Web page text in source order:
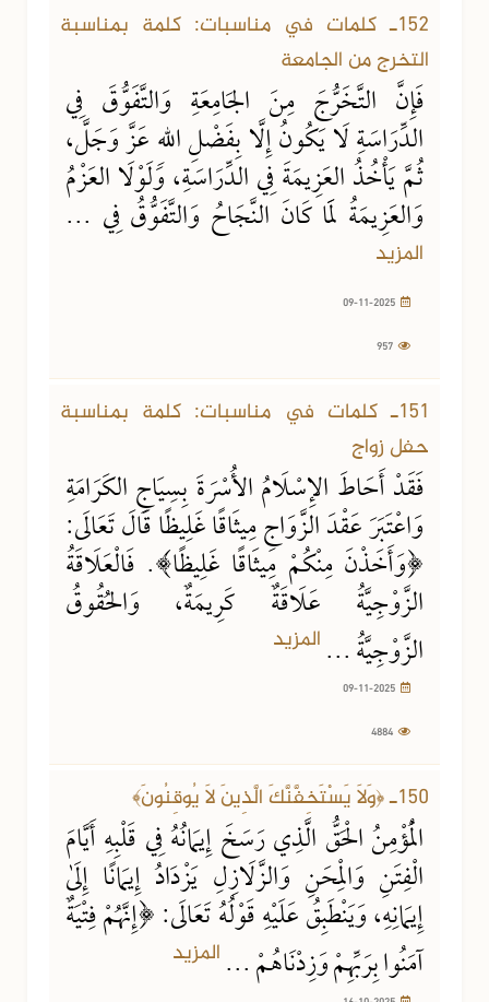
152ـ كلمات في مناسبات: كلمة بمناسبة
التخرج من الجامعة
فَإِنَّ التَّخَرُّجَ مِنَ الجَامِعَةِ وَالتَّفَوُّقَ فِي
الدِّرَاسَةِ لَا يَكُونُ إِلَّا بِفَضْلِ اللهِ عَزَّ وَجَلَّ،
ثُمَّ يَأْخُذُ العَزِيمَةَ فِي الدِّرَاسَةِ، وَلَوْلَا العَزْمُ
وَالعَزِيمَةُ لَمَا كَانَ النَّجَاحُ وَالتَّفَوُّقُ فِي ...
المزيد
151ـ كلمات في مناسبات: كلمة بمناسبة
حفل زواج
فَقَدْ أَحَاطَ الإِسْلَامُ الأُسْرَةَ بِسِيَاجِ الكَرَامَةِ
وَاعْتَبَرَ عَقْدَ الزَّوَاجِ مِيثَاقًا غَلِيظًا قَالَ تَعَالَى:
﴿وَأَخَذْنَ مِنْكُمْ مِيثَاقًا غَلِيظًا﴾. فَالْعَلَاقَةُ
الزَّوْجِيَّةُ عَلَاقَةٌ كَرِيمَةٌ، وَالحُقُوقُ
الزَّوْجِيَّةُ ... المزيد
150ـ ﴿وَلَا يَسْتَخِفَّنَّكَ الَّذِينَ لَا يُوقِنُونَ﴾
الْمُؤْمِنُ الْحَقُّ الَّذِي رَسَخَ إِيمَانُهُ فِي قَلْبِهِ أَيَّامَ
الْفِتَنِ وَالْمِحَنِ وَالزَّلَازِلِ يَزْدَادُ إِيمَانًا إِلَىٰ
إِيمَانِهِ، وَيَنْطَبِقُ عَلَيْهِ قَوْلُهُ تَعَالَى: ﴿إِنَّهُمْ فِتْيَةٌ
آمَنُوا بِرَبِّهِمْ وَزِدْنَاهُمْ ... المزيد